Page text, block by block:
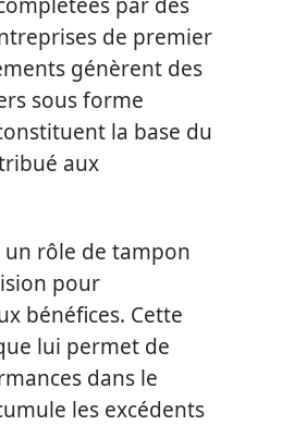
de premier
génèrent des
sous forme
la base du
aux
un rôle de tampon
pour
bénéfices. Cette
lui permet de
dans le
les excédents